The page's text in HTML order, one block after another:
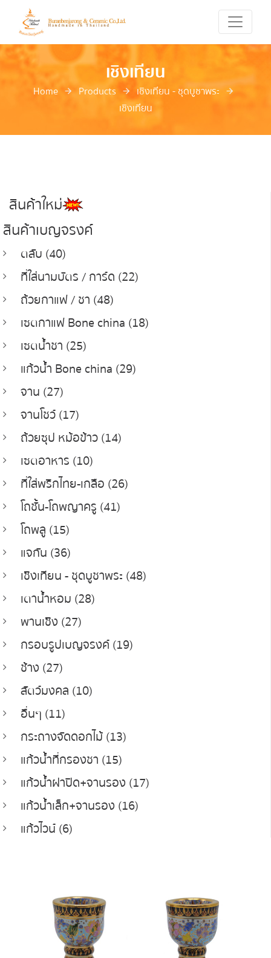
เชิงเทียน
Home Products
เชิงเทียน - ชุดบูชาพระ
เชิงเทียน
สินค้าใหม่
สินค้าเบญจรงค์
ตลับ (40)
ที่ใส่นามบัตร / การ์ด (22)
ถ้วยกาแฟ / ชา (48)
เซตกาแฟ Bone china (18)
เซตน้ำชา (25)
แก้วน้ำ Bone china (29)
จาน (27)
จานโชว์ (17)
ถ้วยซุป หม้อข้าว (14)
เซตอาหาร (10)
ที่ใส่พริกไทย-เกลือ (26)
โถชั้น-โถพญาครู (41)
โถพลู (15)
แจกัน (36)
เชิงเทียน - ชุดบูชาพระ (48)
เตาน้ำหอม (28)
พานเชิง (27)
กรอบรูปเบญจรงค์ (19)
ช้าง (27)
สัตว์มงคล (10)
อื่นๆ (11)
กระถางจัดดอกไม้ (13)
แก้วน้ำที่กรองชา (15)
แก้วน้ำฝาปิด+จานรอง (17)
แก้วน้ำเล็ก+จานรอง (16)
แก้วไวน์ (6)